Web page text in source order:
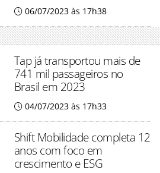
06/07/2023 às 17h38
Tap já transportou mais de
741 mil passageiros no
Brasil em 2023
04/07/2023 às 17h33
Shift Mobilidade completa 12
anos com foco em
crescimento e ESG